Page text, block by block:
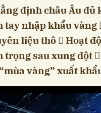
định châu Âu đủ
tay nhập khẩu vàng
liệu thô  Hoạt
trọng sau xung đột
vàng” xuất